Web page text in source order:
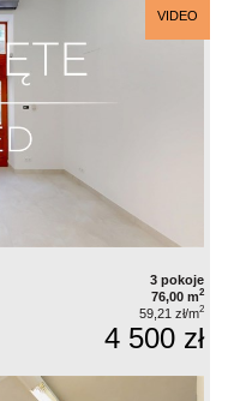
VIDEO
3 pokoje
76,00 m2
59,21 zł/m2
4 500 zł